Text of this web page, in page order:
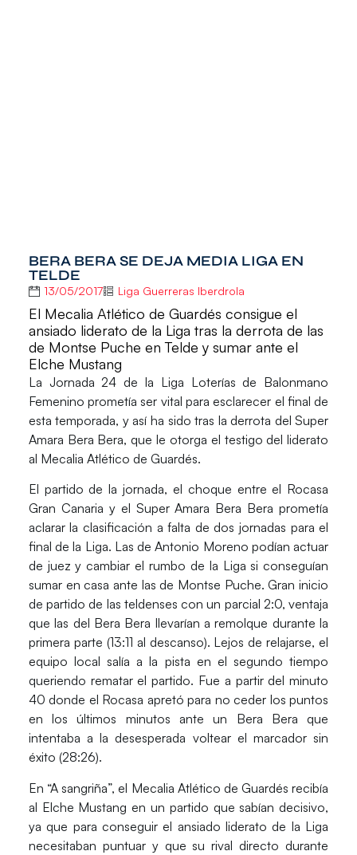
BERA BERA SE DEJA MEDIA LIGA EN
TELDE
13/05/2017 Liga Guerreras Iberdrola
El Mecalia Atlético de Guardés consigue el
ansiado liderato de la Liga tras la derrota de las
de Montse Puche en Telde y sumar ante el
Elche Mustang
La Jornada 24 de la Liga Loterías de Balonmano
Femenino prometía ser vital para esclarecer el final de
esta temporada, y así ha sido tras la derrota delSuper
Amara Bera Bera, que le otorga el testigo del liderato
al Mecalia Atlético de Guardés.
El partido de la jornada, el choque entre el Rocasa
Gran Canaria y el Super Amara Bera Bera prometía
aclarar la clasificación a falta de dos jornadas para el
final de la Liga. Las deAntonio Moreno podían actuar
de juez y cambiar el rumbo de la Liga si conseguían
sumar en casa ante las de Montse Puche. Gran inicio
de partido de las teldenses con un parcial 2:0, ventaja
que las del Bera Bera llevarían a remolque durante la
primera parte (13:11 al descanso). Lejos de relajarse, el
equipo local salía a la pista en el segundo tiempo
queriendo rematar el partido. Fue a partir del minuto
40 donde el Rocasa apretó para no ceder los puntos
en los últimos minutos ante un Bera Bera que
intentaba a la desesperada voltear el marcador sin
éxito (28:26).
En “A sangriña”, el Mecalia Atlético de Guardés recibía
al Elche Mustang en un partido que sabían decisivo,
ya que para conseguir el ansiado liderato de la Liga
necesitaban puntuar y que su rival directo durante